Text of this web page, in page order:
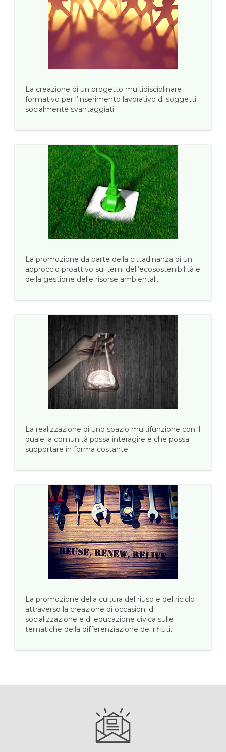
La creazione di un progetto multidisciplinare
formativo per l’inserimento lavorativo di soggetti
socialmente svantaggiati.
La promozione da parte della cittadinanza di un
approccio proattivo sui temi dell’ecosostenibilità e
della gestione delle risorse ambientali.
La realizzazione di uno spazio multifunzione con il
quale la comunità possa interagire e che possa
supportare in forma costante.
La promozione della cultura del riuso e del riciclo
attraverso la creazione di occasioni di
socializzazione e di educazione civica sulle
tematiche della differenziazione dei rifiuti.